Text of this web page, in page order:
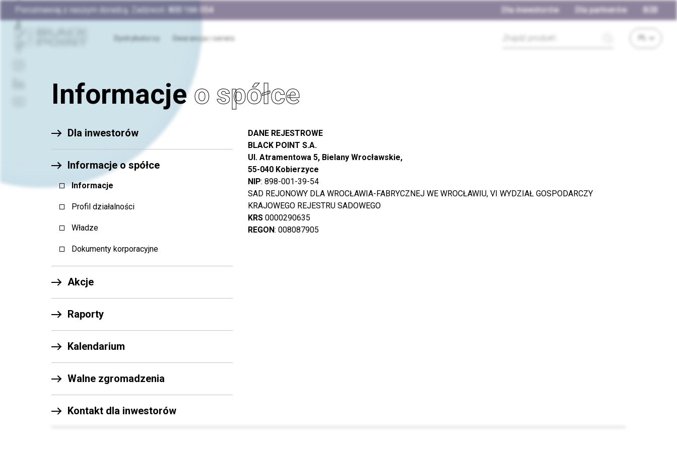
Porozmawiaj z naszym doradcą. Zadzwoń: 800 166 054 Dla inwestorów Dla partnerów B2B
Dystrybutorzy Gwarancja i serwis
Informacjeo spółce
Dla inwestorów
Informacje o spółce
Informacje
Profil działalności
Władze
Dokumenty korporacyjne
Akcje
Raporty
Kalendarium
Walne zgromadzenia
Kontakt dla inwestorów
DANE REJESTROWE
BLACK POINT S.A.
Ul. Atramentowa 5, Bielany Wrocławskie,
55-040 Kobierzyce
NIP: 898-001-39-54
SAD REJONOWY DLA WROCŁAWIA-FABRYCZNEJ WE WROCŁAWIU, VI WYDZIAŁ GOSPODARCZY
KRAJOWEGO REJESTRU SADOWEGO
KRS 0000290635
REGON: 008087905